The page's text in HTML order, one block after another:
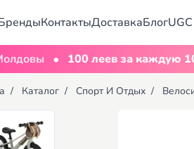
КонтактыДоставкаБлог
• 100 леев за каждую 1000
/ Каталог / Спорт И Отдых /